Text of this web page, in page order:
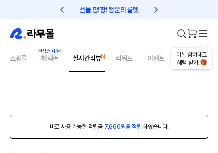
선물 팡!팡! 행운의 룰렛 친구초대 1만원 리워드!
미션 참여하고
혜택 받기!
쇼핑몰 혜택존 실시간리뷰 리워드 이벤트 건강매거진
바로 사용 가능한 적립금 7,660원을 적립 하였습니다.